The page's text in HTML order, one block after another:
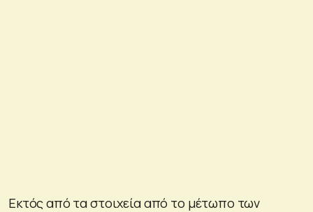
Εκτός από τα στοιχεία από το μέτωπο των